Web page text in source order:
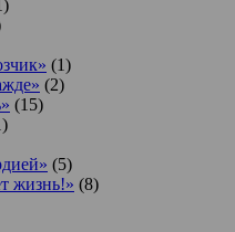
(1)
(2)
(15)
(5)
жизнь!» (8)